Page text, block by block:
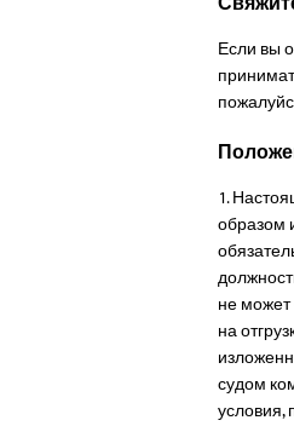
Если вы
образом
не может
на
судом
условия,